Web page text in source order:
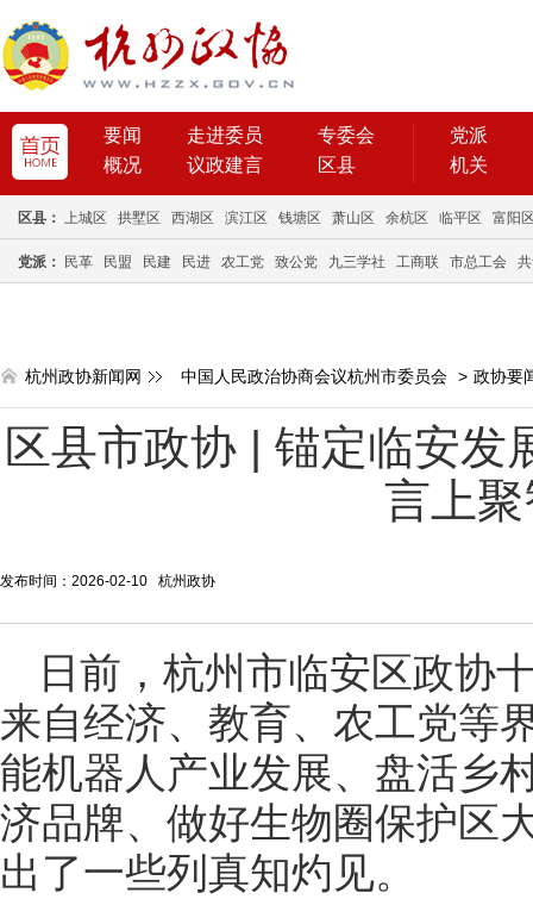
要闻 走进委员
专委会
概况
议政建言 区县
党派
机关
区县： 上城区 拱墅区 西湖区 滨江区 钱塘区 萧山区 余杭区 临平区 富阳
党派： 民革 民盟 民建 民进 农工党 致公党 九三学社 工商联 市总工会
杭州政协新闻网 中国人民政治协商会议杭州市委员会 > 政协要
区县市政协 | 锚定临安发
言上
发布时间：2026-02-10 杭州政协
日前，杭州市临安区政协
来自经济、教育、农工党等
能机器人产业发展、盘活乡
济品牌、做好生物圈保护区
出了一些列真知灼见。